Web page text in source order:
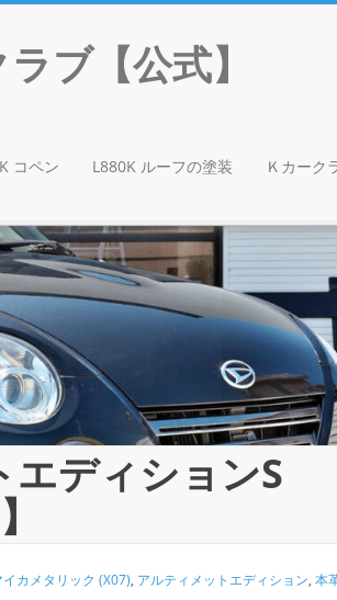
ブ【公式】
コペン L880K ルーフの塗装 Ｋカーク
ディションS
カメタリック (X07), アルティメットエディション, 本